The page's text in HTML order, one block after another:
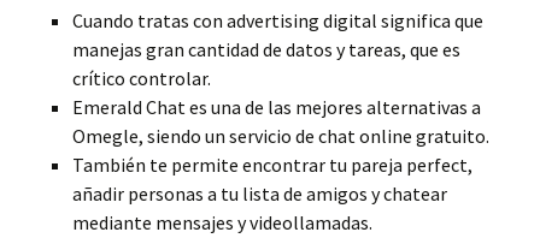
Cuando tratas con advertising digital significa que
manejas gran cantidad de datos y tareas, que es
crítico controlar.
Emerald Chat es una de las mejores alternativas a
Omegle, siendo un servicio de chat online gratuito.
También te permite encontrar tu pareja perfect,
añadir personas a tu lista de amigos y chatear
mediante mensajes y videollamadas.